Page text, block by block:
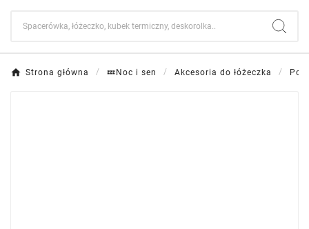
Strona główna 💤Noc i sen Akcesoria do łóżeczka